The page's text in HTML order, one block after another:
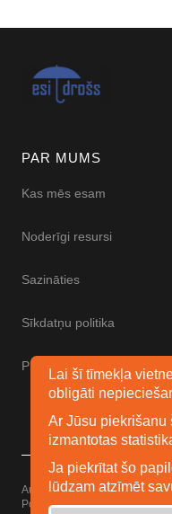
PAR MUMS
Kas mēs esam
Noderīgi resursi
Sazināties
Sīkdatņu politika
Piekļūstamības paziņojums
Autortiesības © 2026 Esidrošs
Powered byWordPress
Lai šī tīmekļa
obligāti
Ar Jūsu piekrišanu
izmantotas
Ja piekrītat šo
lūdzam atzīmēt